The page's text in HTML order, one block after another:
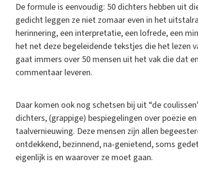
De formule is eenvoudig: 50 dichters hebben uit
gedicht leggen ze niet zomaar even in het
herinnering, een interpretatie, een lofrede, een
het net deze begeleidende tekstjes die het lezen
gaat immers over 50 mensen uit het vak die dat
commentaar leveren.
Daar komen ook nog schetsen bij uit “de
dichters, (grappige) bespiegelingen over poëzie
taalvernieuwing. Deze mensen zijn allen
ontdekkend, bezinnend, na-genietend, soms
eigenlijk is en waarover ze moet gaan.